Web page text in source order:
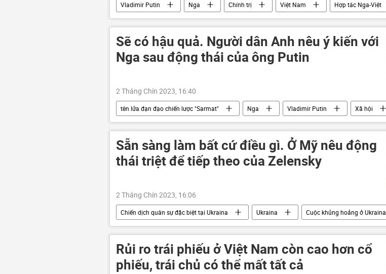
Vladimir Putin Nga Chính trị Việt Nam
Hợp tác Nga-Việt
Ngày Quốc Khánh Việt Nam
Sẽ có hậu quả. Người dân Anh nêu ý kiến với
Nga sau động thái của ông Putin
2 Tháng Chín 2023, 16:40
tên lửa đạn đạo chiến lược "Sarmat" Nga Vladimir Putin
Xã hội
Thế giới
Sẵn sàng làm bất cứ điều gì. Ở Mỹ nêu động
thái triệt để tiếp theo của Zelensky
2 Tháng Chín 2023, 16:06
Chiến dịch quân sự đặc biệt tại Ukraina Ukraina
Cuộc khủng hoảng ở Ukraina
Vladimir Zelensky
Thế giới xung đột quân sự Báo chí thế giới
Rủi ro trái phiếu ở Việt Nam còn cao hơn cổ
phiếu, trái chủ có thể mất tất cả